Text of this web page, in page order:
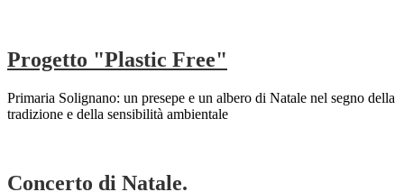
Progetto "Plastic Free"
Primaria Solignano: un presepe e un albero di Natale nel segno della
tradizione e della sensibilità ambientale
Concerto di Natale.